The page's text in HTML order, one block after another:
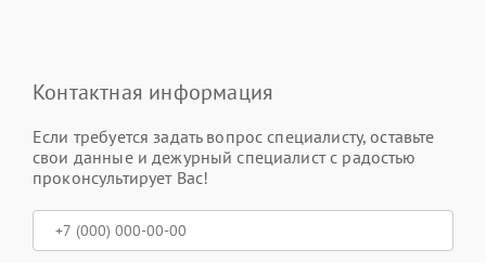
Контактная информация
Если требуется задать вопрос специалисту, оставьте
свои данные и дежурный специалист с радостью
проконсультирует Вас!